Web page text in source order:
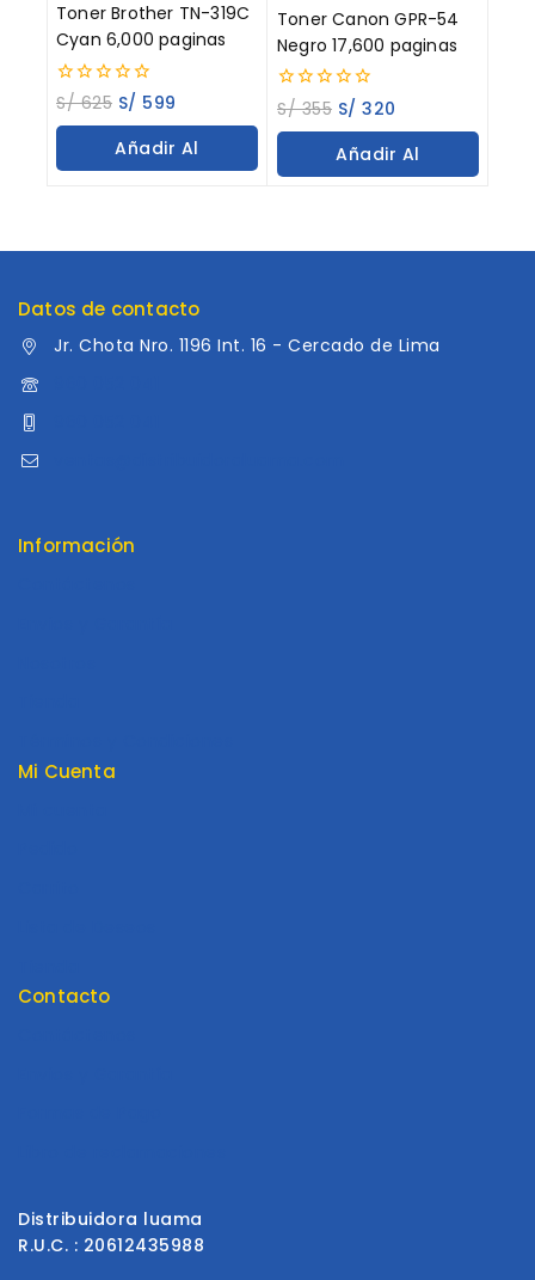
Toner Brother TN-319C
Cyan 6,000 paginas
0
out
of
S/625 S/ 599
Añadir Al
Toner Canon GPR-54
Negro 17,600 paginas
0
out
of
S/355 S/ 320
Añadir Al
Datos de contacto
Jr. Chota Nro. 1196 Int. 16 - Cercado de Lima
Información
Mi Cuenta
Contacto
Distribuidora luama
R.U.C. : 20612435988